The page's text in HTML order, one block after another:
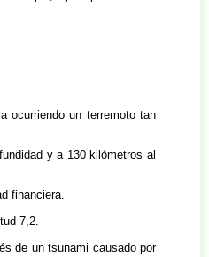
ocurriendo un terremoto tan
y a 130 kilómetros al
financiera.
7,2.
de un tsunami causado por